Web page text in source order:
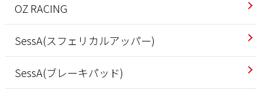
OZ RACING
SessA(スフェリカルアッパー)
SessA(ブレーキパッド)